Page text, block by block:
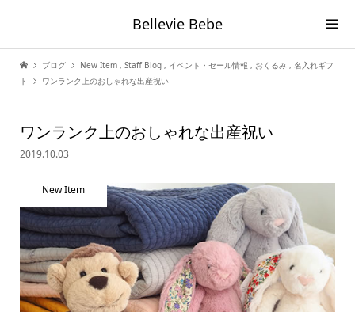
Bellevie Bebe
ブログ New Item , Staff Blog , イベント・セール情報 , おくるみ , 名入れギフ
ト
ワンランク上のおしゃれな出産祝い
ワンランク上のおしゃれな出産祝い
2019.10.03
New Item